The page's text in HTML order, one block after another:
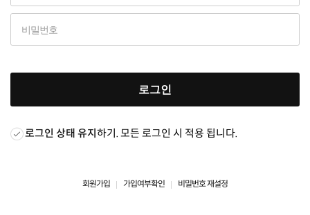
로그인
로그인 상태 유지하기. 모든 로그인 시 적용 됩니다.
회원가입 가입여부확인 비밀번호 재설정